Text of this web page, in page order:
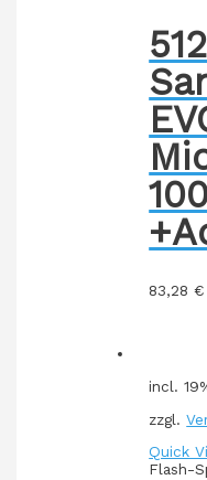
83,28€
incl.
zzgl.
Quick
Flash-